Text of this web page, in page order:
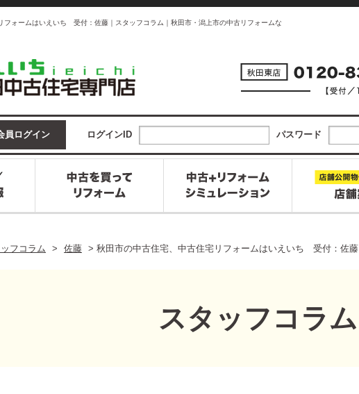
フォームはいえいち 受付：佐藤｜スタッフコラム｜秋田市・潟上市の中古リフォームな
員ログイン ログインID パスワード
フコラム > 佐藤 > 秋田市の中古住宅、中古住宅リフォームはいえいち 受付：佐藤
スタッフコラム